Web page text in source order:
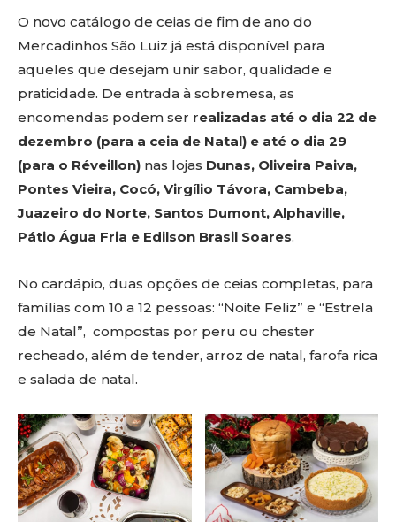
O novo catálogo de ceias de fim de ano do
Mercadinhos São Luiz já está disponível para
aqueles que desejam unir sabor, qualidade e
praticidade. De entrada à sobremesa, as
encomendas podem ser realizadas até o dia 22 de
dezembro (para a ceia de Natal) e até o dia 29
(para o Réveillon) nas lojas Dunas, Oliveira Paiva,
Pontes Vieira, Cocó, Virgílio Távora, Cambeba,
Juazeiro do Norte, Santos Dumont, Alphaville,
Pátio Água Fria e Edilson Brasil Soares.
No cardápio, duas opções de ceias completas, para
famílias com 10 a 12 pessoas: “Noite Feliz” e “Estrela
de Natal”, compostas por peru ou chester
recheado, além de tender, arroz de natal, farofa rica
e salada de natal.